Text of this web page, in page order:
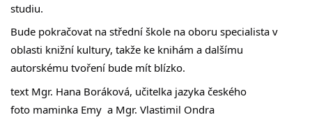
studiu.
Bude pokračovat na střední škole na oboru specialista v
oblasti knižní kultury, takže ke knihám a dalšímu
autorskému tvoření bude mít blízko.
text Mgr. Hana Boráková, učitelka jazyka českého
foto maminka Emy  a Mgr. Vlastimil Ondra